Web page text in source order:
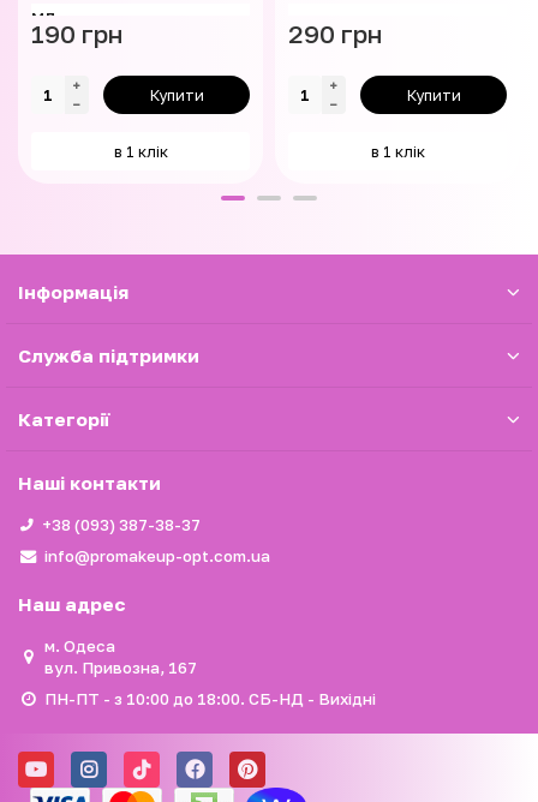
мл
190 грн
Купити
в 1 клік
290 грн
Купити
в 1 клік
Iнформація
Служба підтримки
Категорії
Наші контакти
+38 (093) 387-38-37
info@promakeup-opt.com.ua
Наш адрес
м. Одеса
вул. Привозна, 167
ПН-ПТ - з 10:00 до 18:00. СБ-НД - Вихідні